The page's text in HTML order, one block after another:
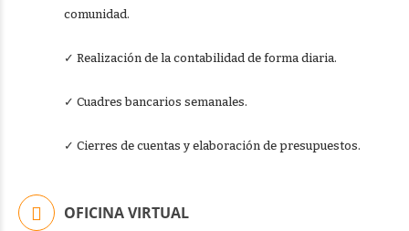
comunidad.
✓ Realización de la contabilidad de forma diaria.
✓ Cuadres bancarios semanales.
✓ Cierres de cuentas y elaboración de presupuestos.
OFICINA VIRTUAL